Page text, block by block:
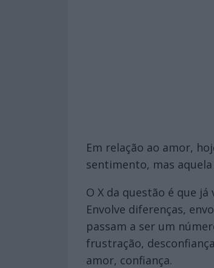
Em relação ao amor,
sentimento, mas
O X da questão é que
Envolve diferenças,
passam a ser um
frustração,
amor, confiança.